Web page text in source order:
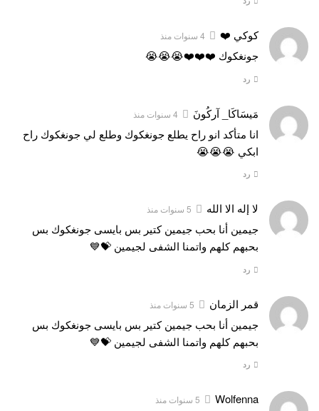
كوكي ❤️ 4 سنوات منذ
جونغكوك ❤️❤️❤️😭😭😭
رد
مَيسَاكَا_ آركُونَ 4 سنوات منذ
انا متأكد انو راح يطلع جونغكوك وطلع لي جونغكوك راح
ابكي 😭😭😭
رد
لا إله الا الله 5 سنوات منذ
جيمين أنا بحب جيمين كتير بس بايسى جونغكوك بس
بحبهم كلهم واتمنا الشفى لجيمين 💝💙
رد
قمر الزمان 5 سنوات منذ
جيمين أنا بحب جيمين كتير بس بايسى جونغكوك بس
بحبهم كلهم واتمنا الشفى لجيمين 💝💙
رد
Wolfenna 5 سنوات منذ